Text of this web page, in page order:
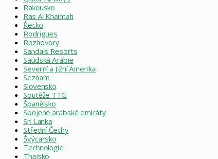
Rakousko
Ras Al Khaimah
Řecko
Rodrigues
Rozhovory
Sandals Resorts
Saúdská Arábie
Severní a Jižní Amerika
Seznam
Slovensko
Soutěže TTG
Španělsko
Spojené arabské emiráty
Srí Lanka
Střední Čechy
Švýcarsko
Technologie
Thajsko